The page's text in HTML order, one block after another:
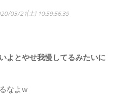
03/21(土) 10:59:56.39
よとやせ我慢してるみたいに
なよw